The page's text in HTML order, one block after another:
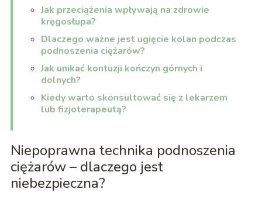
Jak przeciążenia wpływają na zdrowie
kręgosłupa?
Dlaczego ważne jest ugięcie kolan podczas
podnoszenia ciężarów?
Jak unikać kontuzji kończyn górnych i
dolnych?
Kiedy warto skonsultować się z lekarzem
lub fizjoterapeutą?
Niepoprawna technika podnoszenia
ciężarów – dlaczego jest
niebezpieczna?